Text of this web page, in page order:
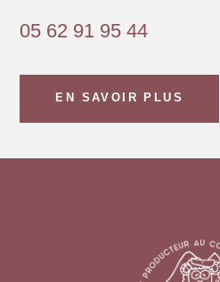
05 62 91 95 44
EN SAVOIR PLUS